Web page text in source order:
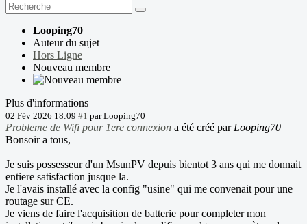
Looping70
Auteur du sujet
Hors Ligne
Nouveau membre
Plus d'informations
02 Fév 2026 18:09 #1 parLooping70
Probleme de Wifi pour 1ere connexion a été créé par Looping70
Bonsoir a tous,
Je suis possesseur d'un MsunPV depuis bientot 3 ans qui me donnait
entiere satisfaction jusque la.
Je l'avais installé avec la config "usine" qui me convenait pour une
routage sur CE.
Je viens de faire l'acquisition de batterie pour completer mon